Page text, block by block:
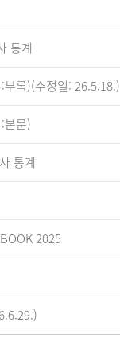
통계
록)(수정일: 26.5.18.)
본문)
통계
2025